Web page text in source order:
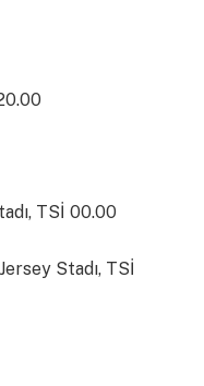
TSİ 00.00
Stadı, TSİ